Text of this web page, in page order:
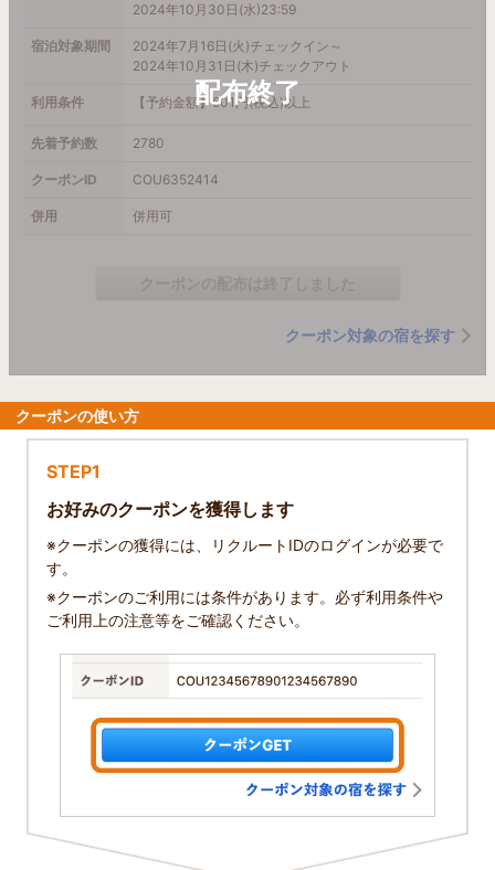
2024年10月30日(水)23:59
宿泊対象期間
2024年7月16日(火)チェックイン～
2024年10月31日(木)チェックアウト
利用条件 【予約金額】501円(税込)以上
先着予約数 2780
クーポンID COU6352414
併用 併用可
クーポン対象の宿を探す
クーポンの使い方
STEP1
お好みのクーポンを獲得します
※クーポンの獲得には、リクルートIDのログインが必要で
す。
※クーポンのご利用には条件があります。必ず利用条件や
ご利用上の注意等をご確認ください。